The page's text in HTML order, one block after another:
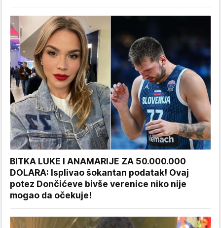
BITKA LUKE I ANAMARIJE ZA 50.000.000
DOLARA: Isplivao šokantan podatak! Ovaj
potez Dončićeve bivše verenice niko nije
mogao da očekuje!